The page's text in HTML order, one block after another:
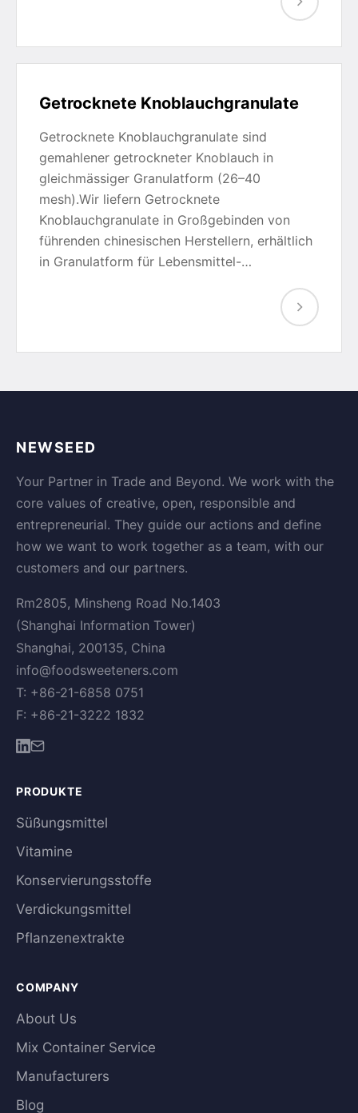
Getrocknete Knoblauchgranulate
Getrocknete Knoblauchgranulate sind
gemahlener getrockneter Knoblauch in
gleichmässiger Granulatform (26–40
mesh).Wir liefern Getrocknete
Knoblauchgranulate in Großgebinden von
führenden chinesischen Herstellern, erhältlich
in Granulatform für Lebensmittel-…
NEWSEED
Your Partner in Trade and Beyond. We work with the
core values of creative, open, responsible and
entrepreneurial. They guide our actions and define
how we want to work together as a team, with our
customers and our partners.
Rm2805, Minsheng Road No.1403
(Shanghai Information Tower)
Shanghai, 200135, China
info@foodsweeteners.com
T: +86-21-6858 0751
F: +86-21-3222 1832
PRODUKTE
Süßungsmittel
Vitamine
Konservierungsstoffe
Verdickungsmittel
Pflanzenextrakte
COMPANY
About Us
Mix Container Service
Manufacturers
Blog